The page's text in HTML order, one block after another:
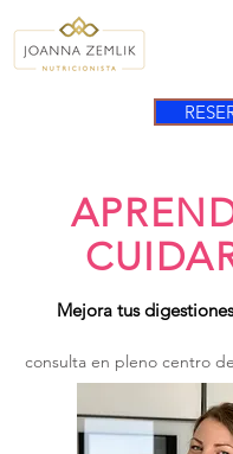
Mejora tus
consulta en pleno centro